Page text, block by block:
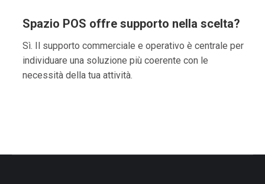
Spazio POS offre supporto nella scelta?
Sì. Il supporto commerciale e operativo è centrale per
individuare una soluzione più coerente con le
necessità della tua attività.